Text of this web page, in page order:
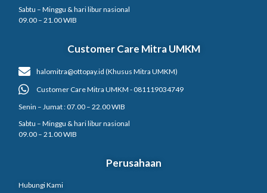
Sabtu – Minggu & hari libur nasional
09.00 – 21.00 WIB
Customer Care Mitra UMKM
halomitra@ottopay.id (Khusus Mitra UMKM)
Customer Care Mitra UMKM - 081119034749
Senin – Jumat : 07.00 – 22.00 WIB
Sabtu – Minggu & hari libur nasional
09.00 – 21.00 WIB
Perusahaan
Hubungi Kami